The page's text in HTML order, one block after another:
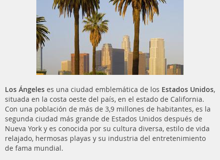
Los Ángeles es una ciudad emblemática de los Estados Unidos,
situada en la costa oeste del país, en el estado de California.
Con una población de más de 3,9 millones de habitantes, es la
segunda ciudad más grande de Estados Unidos después de
Nueva York y es conocida por su cultura diversa, estilo de vida
relajado, hermosas playas y su industria del entretenimiento
de fama mundial.